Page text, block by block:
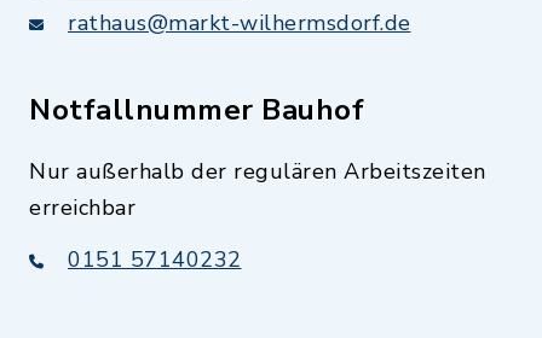
rathaus@markt-wilhermsdorf.de
Notfallnummer Bauhof
Nur außerhalb der regulären Arbeitszeiten
erreichbar
0151 57140232